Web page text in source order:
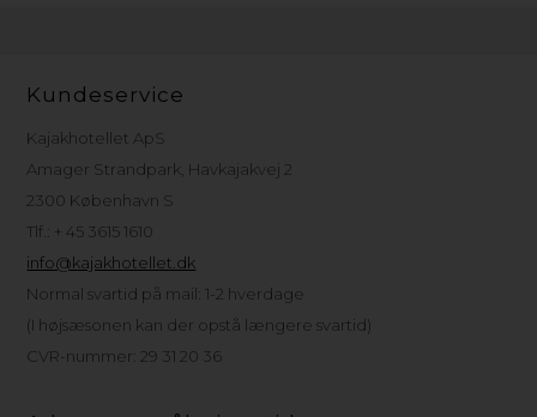
Kundeservice
Kajakhotellet ApS
Amager Strandpark, Havkajakvej 2
2300 København S
Tlf.: + 45 3615 1610
info@kajakhotellet.dk
Normal svartid på mail: 1-2 hverdage
(I højsæsonen kan der opstå længere svartid)
CVR-nummer: 29 31 20 36